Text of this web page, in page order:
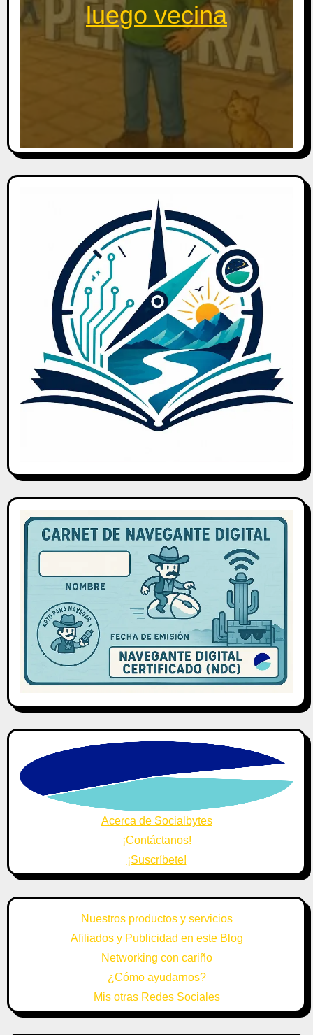
luego vecina
Acerca de Socialbytes
¡Contáctanos!
¡Suscríbete!
Nuestros productos y servicios
Afiliados y Publicidad en este Blog
Networking con cariño
¿Cómo ayudarnos?
Mis otras Redes Sociales